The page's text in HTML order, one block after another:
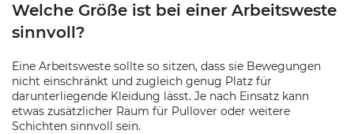
Welche Größe ist bei einer Arbeitsweste
sinnvoll?
Eine Arbeitsweste sollte so sitzen, dass sie Bewegungen
nicht einschränkt und zugleich genug Platz für
darunterliegende Kleidung lässt. Je nach Einsatz kann
etwas zusätzlicher Raum für Pullover oder weitere
Schichten sinnvoll sein.